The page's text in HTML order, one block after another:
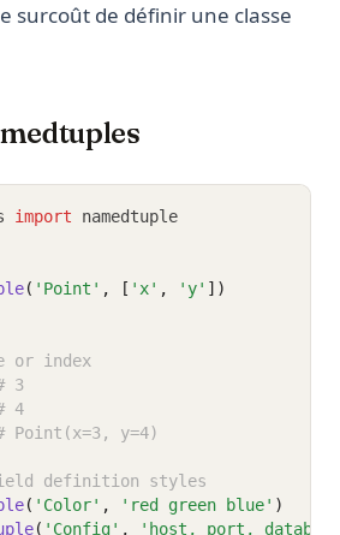
surcoût de définir une classe
import namedtuple
( 'Point' , [ 'x' , 'y' ])
or index
3
4
Point(x=3, y=4)
definition styles
( 'Color' , 'red green blue' )
( 'Config' , 'host, port,